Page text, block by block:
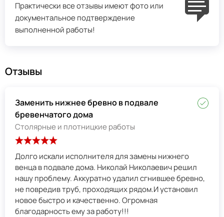
Практически все отзывы имеют фото или
документальное подтверждение
выполненной работы!
Отзывы
Заменить нижнее бревно в подвале
бревенчатого дома
Столярные и плотницкие работы
Долго искали исполнителя для замены нижнего
венца в подвале дома. Николай Николаевич решил
нашу проблему. Аккуратно удалил сгнившее бревно,
не повредив труб, проходящих рядом.И установил
новое быстро и качественно. Огромная
благодарность ему за работу!!!